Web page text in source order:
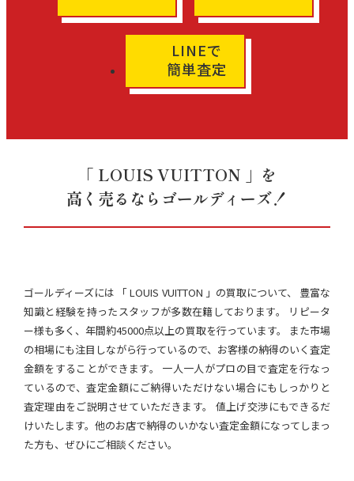
LINEで
簡単査定
「 LOUIS VUITTON 」を
高く売るならゴールディーズ！
ゴールディーズには 「 LOUIS VUITTON 」の買取について、 豊富な
知識と経験を持ったスタッフが多数在籍しております。 リピータ
ー様も多く、年間約45000点以上の買取を行っています。 また市場
の相場にも注目しながら行っているので、お客様の納得のいく査定
金額をすることができます。 一人一人がプロの目で査定を行なっ
ているので、査定金額にご納得いただけない場合にもしっかりと
査定理由をご説明させていただきます。 値上げ交渉にもできるだ
けいたします。他のお店で納得のいかない査定金額になってしまっ
た方も、ぜひにご相談ください。